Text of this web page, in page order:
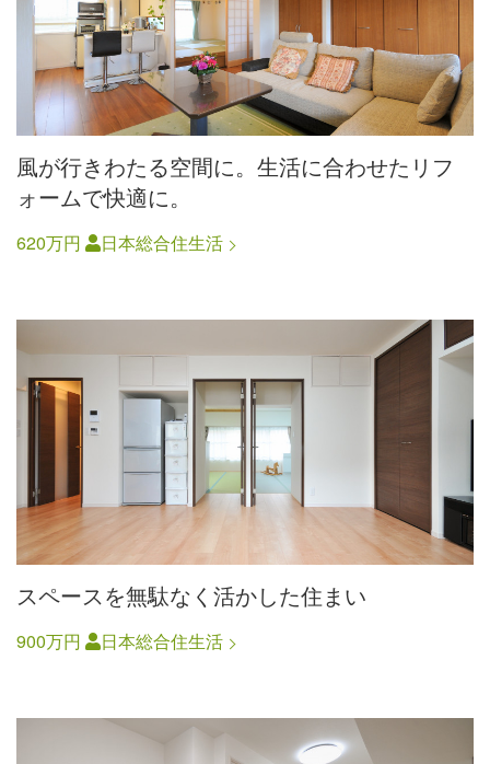
風が行きわたる空間に。生活に合わせたリフ
ォームで快適に。
620万円 日本総合住生活
スペースを無駄なく活かした住まい
900万円 日本総合住生活